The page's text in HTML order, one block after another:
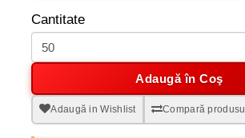
Cantitate
Adaugă în Coş
Adaugă in Wishlist Compară produsul